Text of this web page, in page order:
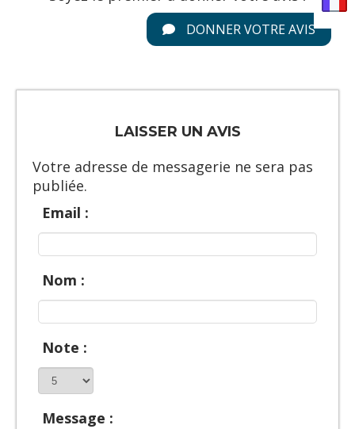
DONNER VOTRE AVIS
LAISSER UN AVIS
Votre adresse de messagerie ne sera pas
publiée.
Email :
Nom :
Note :
Message :